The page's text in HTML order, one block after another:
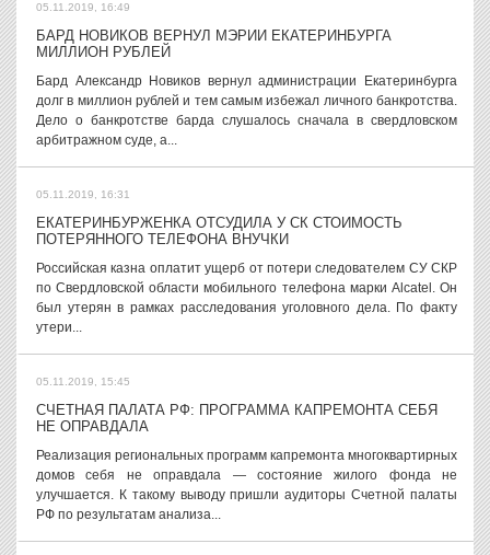
05.11.2019, 16:49
БАРД НОВИКОВ ВЕРНУЛ МЭРИИ ЕКАТЕРИНБУРГА
МИЛЛИОН РУБЛЕЙ
Бард Александр Новиков вернул администрации Екатеринбурга
долг в миллион рублей и тем самым избежал личного банкротства.
Дело о банкротстве барда слушалось сначала в свердловском
арбитражном суде, а...
05.11.2019, 16:31
ЕКАТЕРИНБУРЖЕНКА ОТСУДИЛА У СК СТОИМОСТЬ
ПОТЕРЯННОГО ТЕЛЕФОНА ВНУЧКИ
Российская казна оплатит ущерб от потери следователем СУ СКР
по Свердловской области мобильного телефона марки Alcatel. Он
был утерян в рамках расследования уголовного дела. По факту
утери...
05.11.2019, 15:45
СЧЕТНАЯ ПАЛАТА РФ: ПРОГРАММА КАПРЕМОНТА СЕБЯ
НЕ ОПРАВДАЛА
Реализация региональных программ капремонта многоквартирных
домов себя не оправдала — состояние жилого фонда не
улучшается. К такому выводу пришли аудиторы Счетной палаты
РФ по результатам анализа...